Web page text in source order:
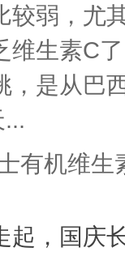
较弱，尤
维生素C
，是从巴
有机维生
起，国庆